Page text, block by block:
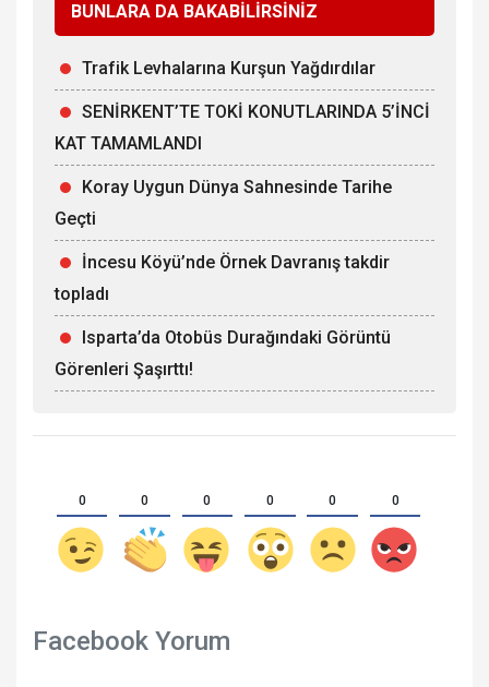
BUNLARA DA BAKABİLİRSİNİZ
Trafik Levhalarına Kurşun Yağdırdılar
SENİRKENT’TE TOKİ KONUTLARINDA 5’İNCİ
KAT TAMAMLANDI
Koray Uygun Dünya Sahnesinde Tarihe
Geçti
İncesu Köyü’nde Örnek Davranış takdir
topladı
Isparta’da Otobüs Durağındaki Görüntü
Görenleri Şaşırttı!
0 0 0 0 0 0
Facebook Yorum